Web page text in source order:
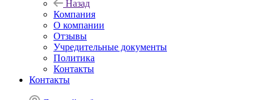
Назад
Компания
О компании
Отзывы
Учредительные документы
Политика
Контакты
Контакты